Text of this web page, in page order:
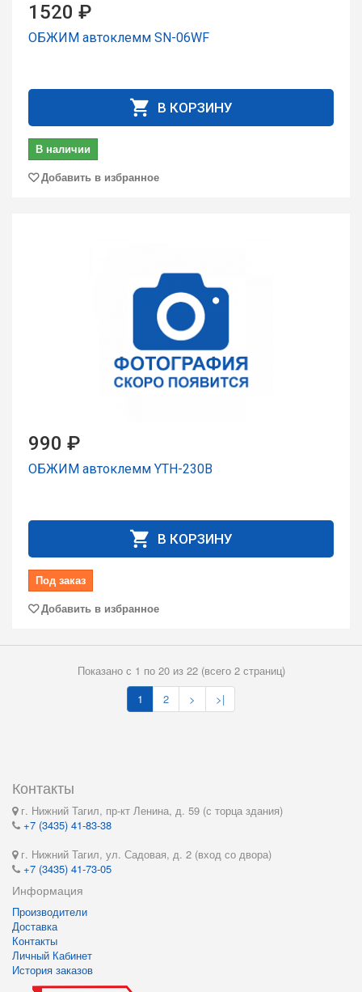
1520 ₽
ОБЖИМ автоклемм SN-06WF
В КОРЗИНУ
В наличии
Добавить в избранное
990 ₽
ОБЖИМ автоклемм YTH-230B
В КОРЗИНУ
Под заказ
Добавить в избранное
Показано с 1 по 20 из 22 (всего 2 страниц)
1
2 > >|
Контакты
г. Нижний Тагил, пр-кт Ленина, д. 59 (с торца здания)
+7 (3435) 41-83-38
г. Нижний Тагил, ул. Садовая, д. 2 (вход со двора)
+7 (3435) 41-73-05
Информация
Производители
Доставка
Контакты
Личный Кабинет
История заказов